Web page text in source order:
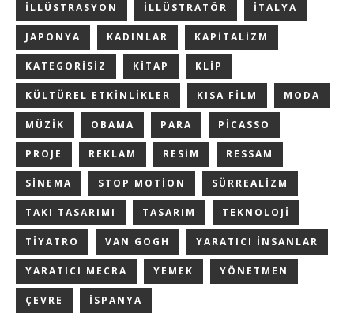
ILLÜSTRASYON ILLÜSTRATÖR ITALYA
JAPONYA KADINLAR KAPITALIZM
KATEGORISIZ KITAP KLIP
KÜLTÜREL ETKINLIKLER KISA FILM MODA
MÜZIK OBAMA PARA PICASSO
PROJE REKLAM RESIM RESSAM
SINEMA STOP MOTION SÜRREALIZM
TAKI TASARIMI TASARIM TEKNOLOJI
TIYATRO VAN GOGH YARATICI INSANLAR
YARATICI MECRA YEMEK YÖNETMEN
ÇEVRE İSPANYA